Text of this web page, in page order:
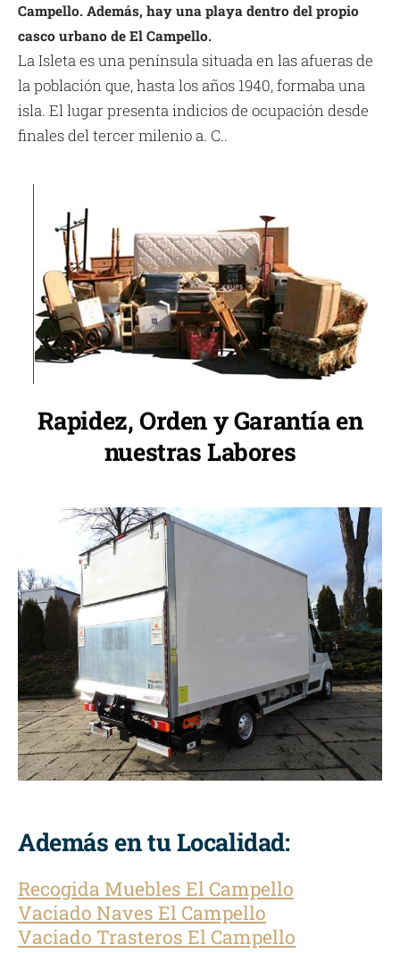
Campello. Además, hay una playa dentro del propio
casco urbano de El Campello.
La Isleta es una península situada en las afueras de
la población que, hasta los años 1940, formaba una
isla. El lugar presenta indicios de ocupación desde
finales del tercer milenio a. C..
Rapidez, Orden y Garantía en
nuestras Labores
Además en tu Localidad:
Recogida Muebles El Campello
Vaciado Naves El Campello
Vaciado Trasteros El Campello